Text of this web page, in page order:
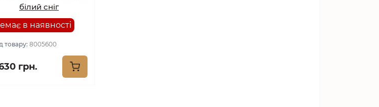
білий сніг
в наявності
товару:8005600
грн.